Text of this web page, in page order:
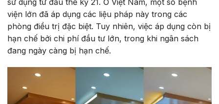
sử dụng từ đầu thế kỷ 21. Ở Việt Nam, một số bệnh
viện lớn đã áp dụng các liệu pháp này trong các
phòng điều trị đặc biệt. Tuy nhiên, việc áp dụng còn bị
hạn chế bởi chi phí đầu tư lớn, trong khi ngân sách
đang ngày càng bị hạn chế.